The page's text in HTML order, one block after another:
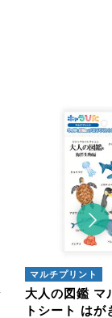
マルチプリント
大人の図鑑 マ
トシート はが